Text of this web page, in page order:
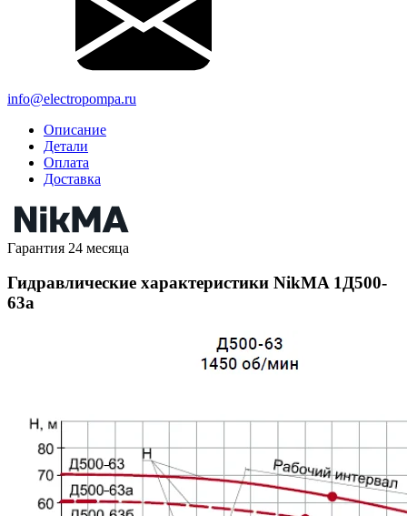
info@electropompa.ru
Описание
Детали
Оплата
Доставка
Гарантия 24 месяца
Гидравлические характеристики NikMA 1Д500-
63а